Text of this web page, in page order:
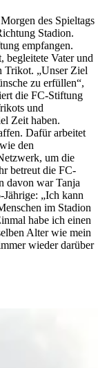
des Spieltags
Stadion.
empfangen.
begleitete Vater und
Trikot. „Unser Ziel
zu erfüllen“,
die FC-Stiftung
und
Zeit haben.
Dafür arbeitet
den
um die
betreut die FC-
davon war Tanja
„Ich kann
im Stadion
habe ich einen
Alter wie mein
wieder darüber